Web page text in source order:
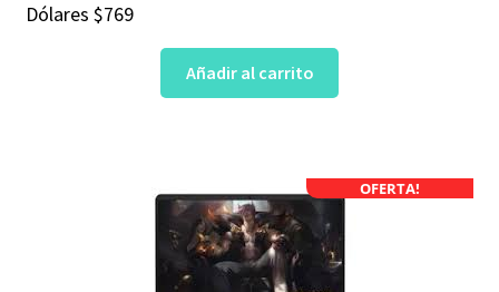
Dólares $769
Añadir al carrito
OFERTA!